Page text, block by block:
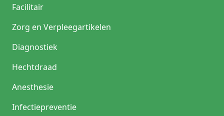
Facilitair
Zorg en Verpleegartikelen
Diagnostiek
Hechtdraad
Anesthesie
Infectiepreventie